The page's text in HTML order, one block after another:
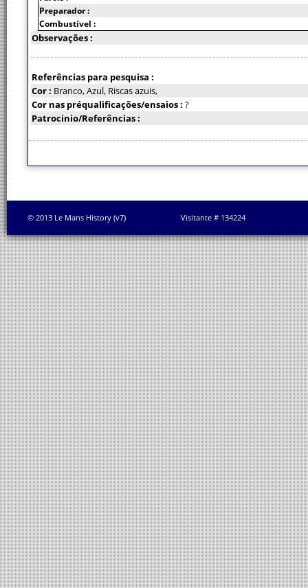
Preparador :
Combustível :
Observações :
Referências para pesquisa :
Cor : Branco, Azul, Riscas azuis,
Cor nas préqualificações/ensaios : ?
Patrocinio/Referências :
© 2013 Le Mans History (v7) Visitante # 134224